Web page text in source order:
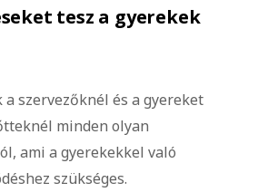
tesz a gyerekek
a szervezőknél és a gyereket
minden olyan
ami a gyerekekkel való
szükséges.